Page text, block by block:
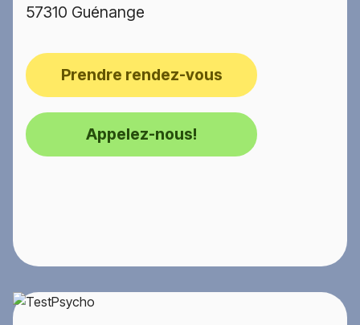
57310 Guénange
Prendre rendez-vous
Appelez-nous!